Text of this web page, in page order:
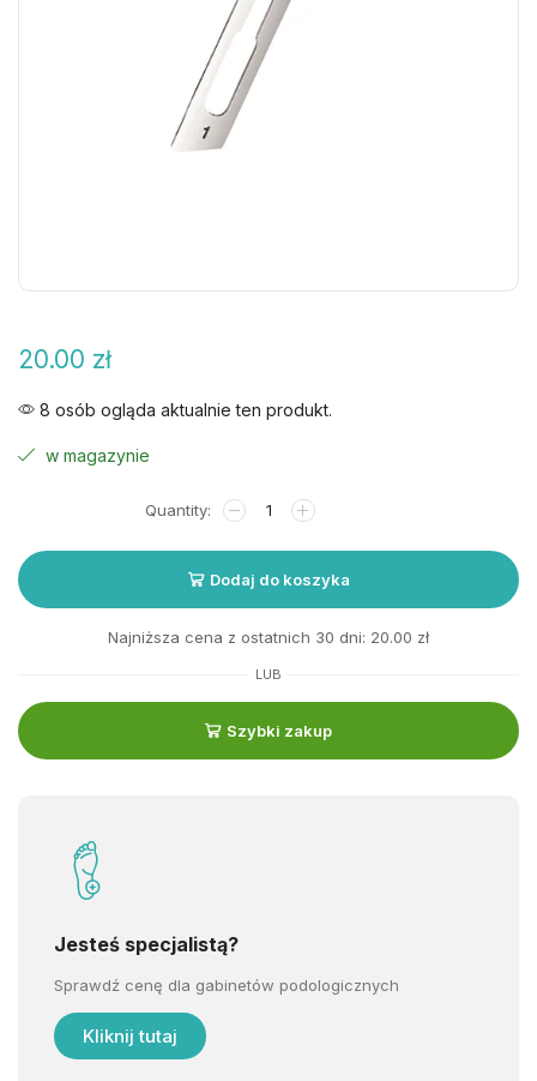
20.00 zł
8 osób ogląda aktualnie ten produkt.
w magazynie
Dodaj do koszyka
Najniższa cena z ostatnich 30 dni: 20.00 zł
LUB
Szybki zakup
Jesteś specjalistą?
Sprawdź cenę dla gabinetów podologicznych
Kliknij tutaj